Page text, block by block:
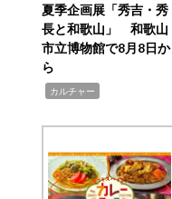
夏季企画展「秀吉・秀
長と和歌山」 和歌山
市立博物館で8月8日か
ら
カルチャー